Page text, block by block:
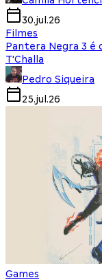
30.jul.26
Filmes
Pantera Negra 3 é
T'Challa
Pedro Siqueira
25.jul.26
Games